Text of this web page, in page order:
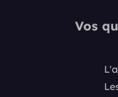
Vos